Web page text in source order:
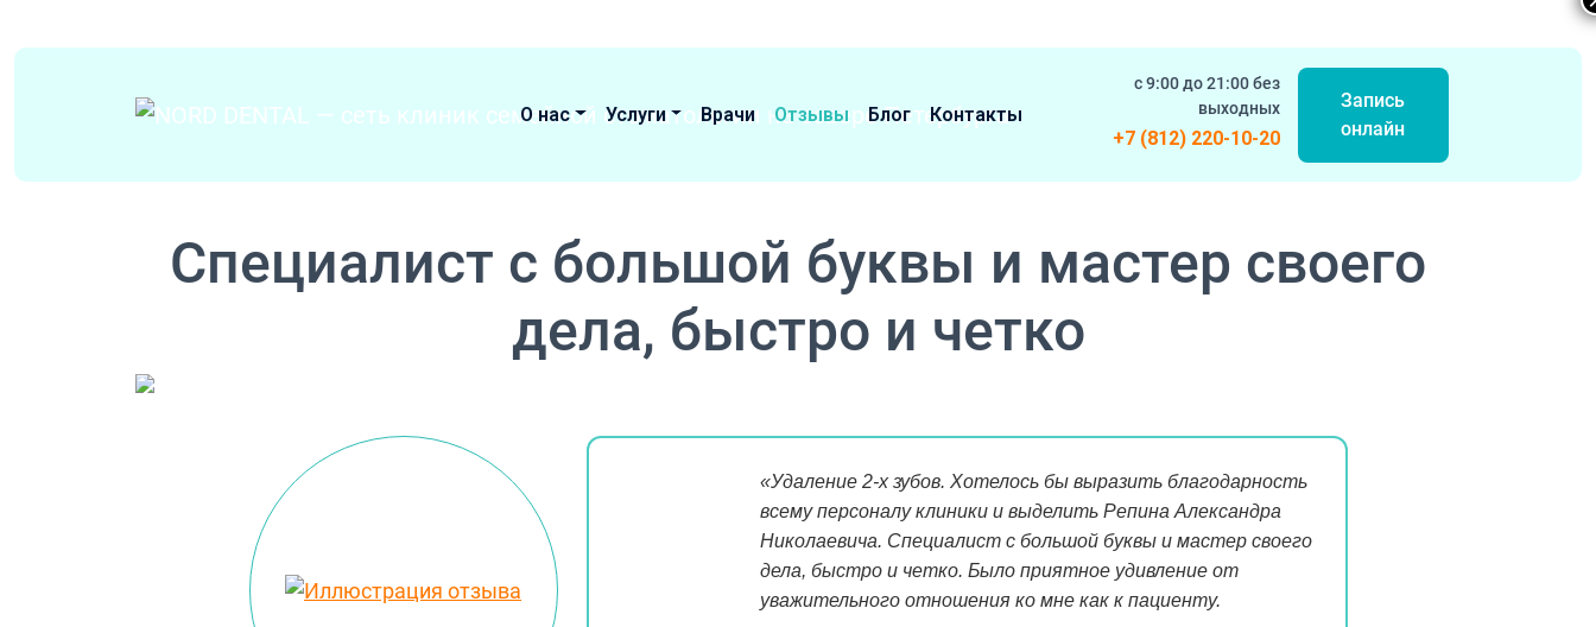
Перейти к содержимому
Основная навигация О нас Услуги Врачи Отзывы Блог Контакты
с 9:00 до 21:00 без
выходных
+7 (812) 220-10-20
Запись
онлайн
Специалист с большой буквы и мастер своего
дела, быстро и четко
«Удаление 2-х зубов. Хотелось бы выразить благодарность
всему персоналу клиники и выделить Репина Александра
Николаевича. Специалист с большой буквы и мастер своего
дела, быстро и четко. Было приятное удивление от
уважительного отношения ко мне как к пациенту.